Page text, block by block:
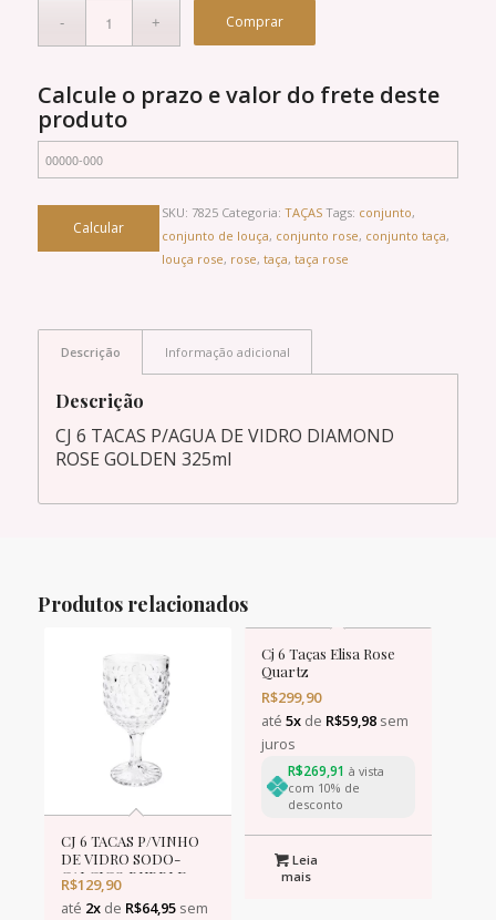
Comprar
Calcule o prazo e valor do frete deste
produto
SKU: 7825 Categoria: TAÇAS Tags: conjunto,
conjunto de louça, conjunto rose, conjunto taça,
louça rose, rose, taça, taça rose
Descrição Informação adicional
Descrição
CJ 6 TACAS P/AGUA DE VIDRO DIAMOND
ROSE GOLDEN 325ml
Produtos relacionados
CJ 6 TACAS P/VINHO
DE VIDRO SODO-
CALCICO BUBBLE
240ml
R$129,90
até 2xde R$64,95sem
Cj 6 Taças Elisa Rose
Quartz
R$299,90
até 5xde R$59,98sem
juros
R$269,91 à vista
com 10% de
desconto
Leia
mais